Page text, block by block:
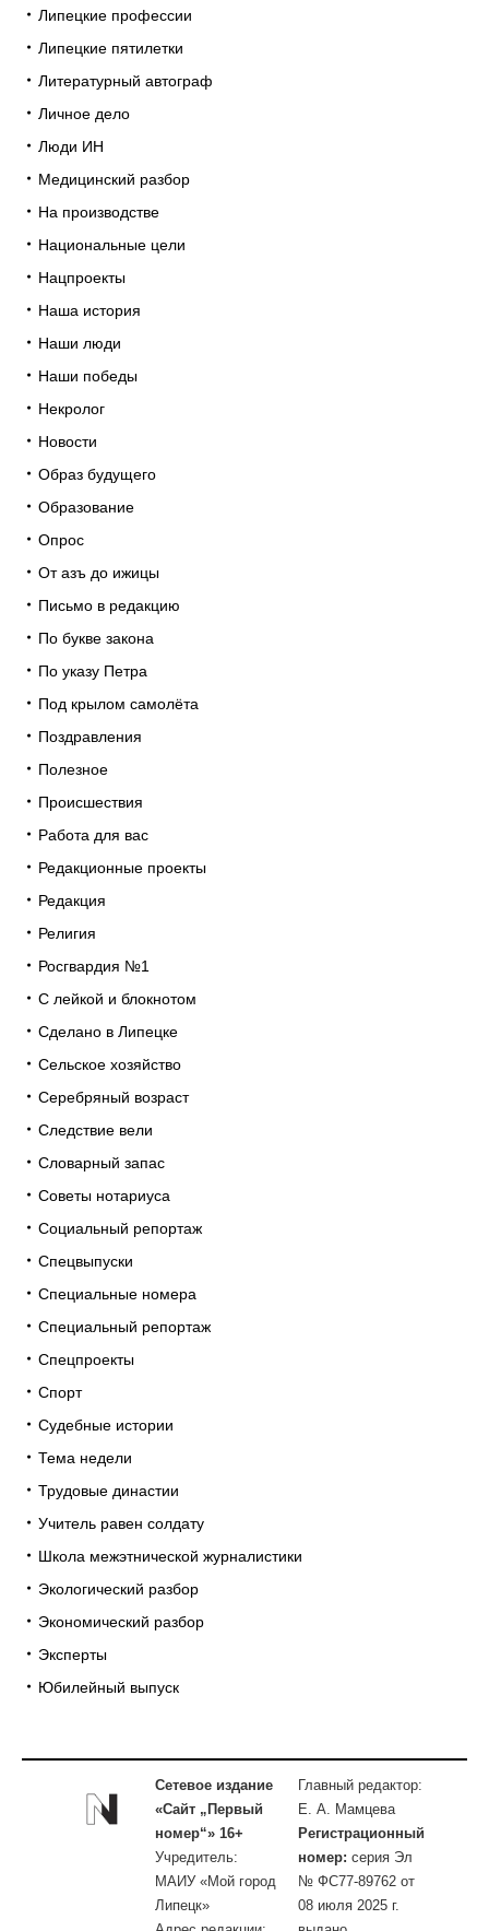
Липецкие профессии
Липецкие пятилетки
Литературный автограф
Личное дело
Люди ИН
Медицинский разбор
На производстве
Национальные цели
Нацпроекты
Наша история
Наши люди
Наши победы
Некролог
Новости
Образ будущего
Образование
Опрос
От азъ до ижицы
Письмо в редакцию
По букве закона
По указу Петра
Под крылом самолёта
Поздравления
Полезное
Происшествия
Работа для вас
Редакционные проекты
Редакция
Религия
Росгвардия №1
С лейкой и блокнотом
Сделано в Липецке
Сельское хозяйство
Серебряный возраст
Следствие вели
Словарный запас
Советы нотариуса
Социальный репортаж
Спецвыпуски
Специальные номера
Специальный репортаж
Спецпроекты
Спорт
Судебные истории
Тема недели
Трудовые династии
Учитель равен солдату
Школа межэтнической журналистики
Экологический разбор
Экономический разбор
Эксперты
Юбилейный выпуск
Сетевое издание
«Сайт „Первый
номер“» 16+
Учредитель:
МАИУ «Мой город
Липецк»
Главный редактор:
Е. А. Мамцева
Регистрационный
номер: серия Эл
№ ФС77-89762 от
08 июля 2025 г.